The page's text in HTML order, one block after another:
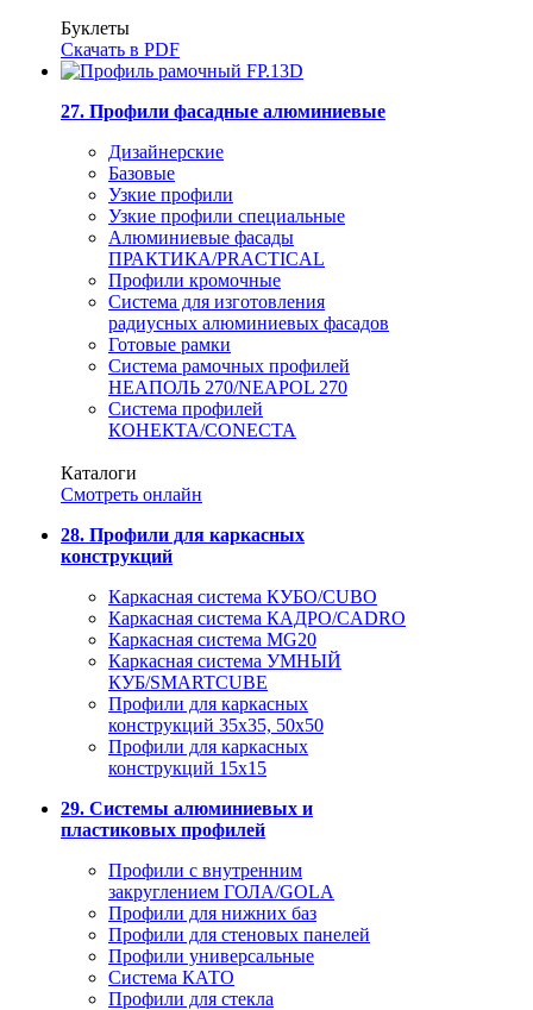
Буклеты
Скачать в PDF
27. Профили фасадные алюминиевые
Дизайнерские
Базовые
Узкие профили
Узкие профили специальные
Алюминиевые фасады
ПРАКТИКА/PRACTICAL
Профили кромочные
Система для изготовления
радиусных алюминиевых фасадов
Готовые рамки
Система рамочных профилей
НЕАПОЛЬ 270/NEAPOL 270
Система профилей
КОНЕКТА/CONECTA
Каталоги
Смотреть онлайн
28. Профили для каркасных
конструкций
Каркасная система КУБО/CUBO
Каркасная система КАДРО/CADRO
Каркасная система MG20
Каркасная система УМНЫЙ
КУБ/SMARTCUBE
Профили для каркасных
конструкций 35x35, 50x50
Профили для каркасных
конструкций 15х15
29. Системы алюминиевых и
пластиковых профилей
Профили с внутренним
закруглением ГОЛА/GOLA
Профили для нижних баз
Профили для стеновых панелей
Профили универсальные
Система КАТО
Профили для стекла